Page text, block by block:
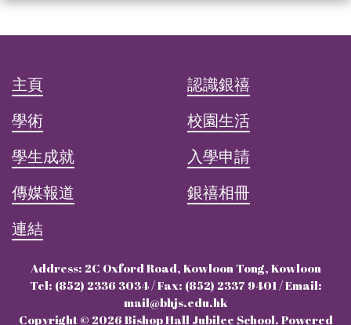
主頁
認識銀禧
學術
校園生活
學生成就
入學申請
傳媒報道
銀禧相冊
連結
Address: 2C Oxford Road, Kowloon Tong, Kowloon
Tel: (852) 2336 3034 / Fax: (852) 2337 9401 / Email:
mail@bhjs.edu.hk
Copyright © 2026 Bishop Hall Jubilee School. Powered